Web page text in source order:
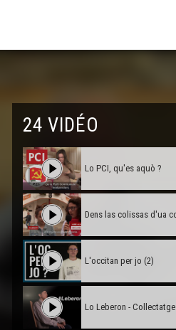
24 VIDÉO
Lo PCI, qu'es aquò ?
Dens las colissas d'ua
L'occitan per jo (2)
Lo Leberon -